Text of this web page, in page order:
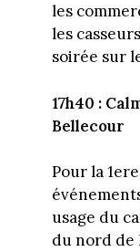
les
les
soirée sur
17h40 :
Bellecour
Pour la
usage du
du nord de